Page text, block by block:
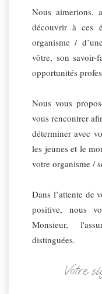
Nous aimerions,
découvrir à ces
organisme /
vôtre, son
opportunités
Nous vous
vous rencontrer
déterminer avec
les jeunes et le
votre organisme /
Dans l’attente de
positive, nous
Monsieur,
distinguées.
Votre